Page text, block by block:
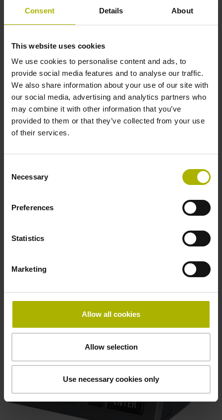
Consent Details About
This website uses cookies
We use cookies to personalise content and ads, to
provide social media features and to analyse our traffic.
We also share information about your use of our site with
our social media, advertising and analytics partners who
may combine it with other information that you’ve
provided to them or that they’ve collected from your use
of their services.
Selection
Necessary
Preferences
Statistics
Marketing
Allow all cookies
Allow selection
Use necessary cookies only
Universele ingang voor meetapparatuur
Aansluiting met automatische interfaceherkenning van alle
incrementele meetsystemen met 11 μApp- en 1 Vpp-
Compact display
Weergave van positiewaarden, dialogen en invoer,
grafische functies en softkeys